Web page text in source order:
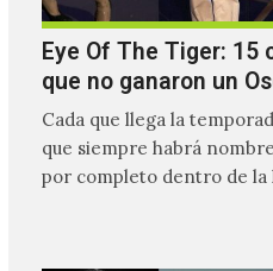
Eye Of The Tiger: 15
que no ganaron un
Cada que llega la
que siempre habrá
por completo dentro de la